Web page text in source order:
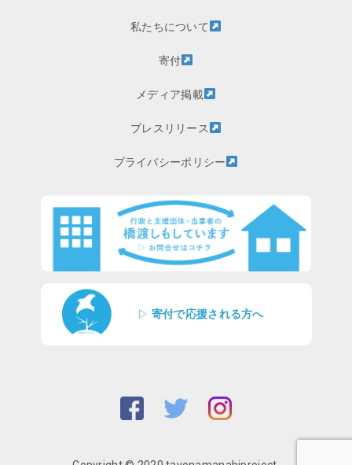
私たちについて
寄付
メディア掲載
プレスリリース
プライバシーポリシー
▷ 寄付で応援される方へ